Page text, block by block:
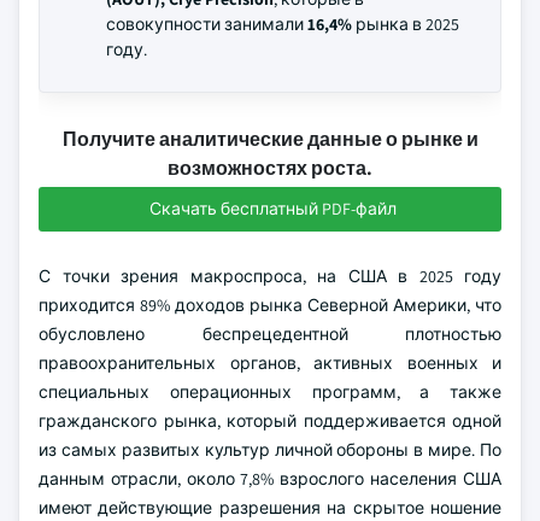
совокупности занимали16,4% рынка в 2025
году.
Получите аналитические данные о рынке и
возможностях роста.
Скачать бесплатный PDF-файл
С точки зрения макроспроса, на США в 2025 году
приходится 89% доходов рынка Северной Америки, что
обусловлено беспрецедентной плотностью
правоохранительных органов, активных военных и
специальных операционных программ, а также
гражданского рынка, который поддерживается одной
из самых развитых культур личной обороны в мире. По
данным отрасли, около 7,8% взрослого населения США
имеют действующие разрешения на скрытое ношение